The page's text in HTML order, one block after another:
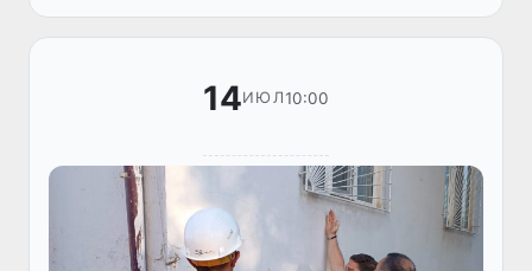
халықты орайласқан ишимлик с...
14ИЮЛ10:00